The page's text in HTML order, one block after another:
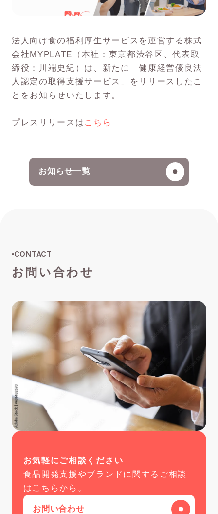
法人向け食の福利厚生サービスを運営する株式
会社MYPLATE（本社：東京都渋谷区、代表取
締役：川端史紀）は、新たに「健康経営優良法
人認定の取得支援サービス」をリリースしたこ
とをお知らせいたします。
プレスリリースは こちら
お知らせ一覧
CONTACT
お問い合わせ
お気軽にご相談ください
食品開発支援やブランドに関するご相談
はこちらから。
お問い合わせ